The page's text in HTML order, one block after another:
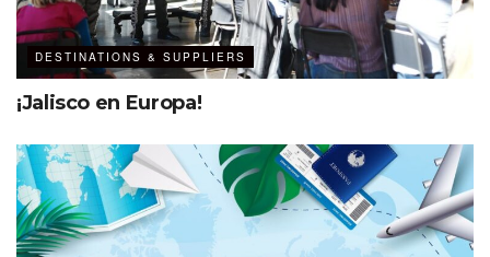
DESTINATIONS & SUPPLIERS
¡Jalisco en Europa!